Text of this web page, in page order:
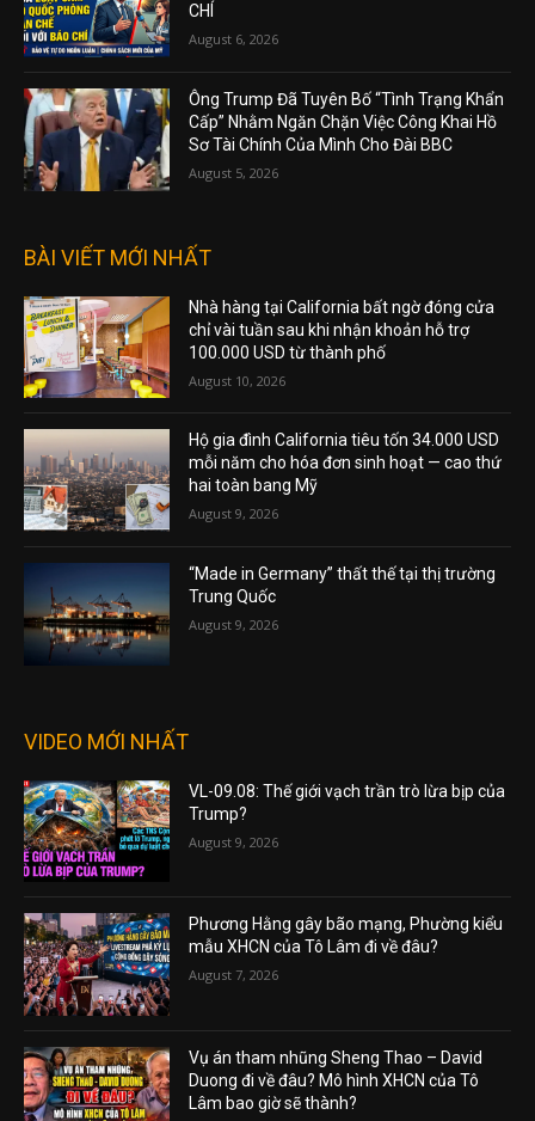
CHÍ
August 6, 2026
Ông Trump Đã Tuyên Bố “Tình Trạng Khẩn
Cấp” Nhằm Ngăn Chặn Việc Công Khai Hồ
Sơ Tài Chính Của Mình Cho Đài BBC
August 5, 2026
BÀI VIẾT MỚI NHẤT
Nhà hàng tại California bất ngờ đóng cửa
chỉ vài tuần sau khi nhận khoản hỗ trợ
100.000 USD từ thành phố
August 10, 2026
Hộ gia đình California tiêu tốn 34.000 USD
mỗi năm cho hóa đơn sinh hoạt — cao thứ
hai toàn bang Mỹ
August 9, 2026
“Made in Germany” thất thế tại thị trường
Trung Quốc
August 9, 2026
VIDEO MỚI NHẤT
VL-09.08: Thế giới vạch trần trò lừa bịp của
Trump?
August 9, 2026
Phương Hằng gây bão mạng, Phường kiểu
mẫu XHCN của Tô Lâm đi về đâu?
August 7, 2026
Vụ án tham nhũng Sheng Thao – David
Duong đi về đâu? Mô hình XHCN của Tô
Lâm bao giờ sẽ thành?